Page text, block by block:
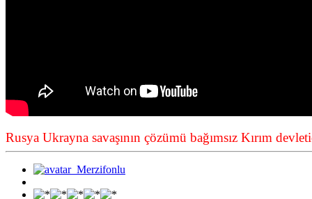
Rusya Ukrayna savaşının çözümü bağımsız Kırım